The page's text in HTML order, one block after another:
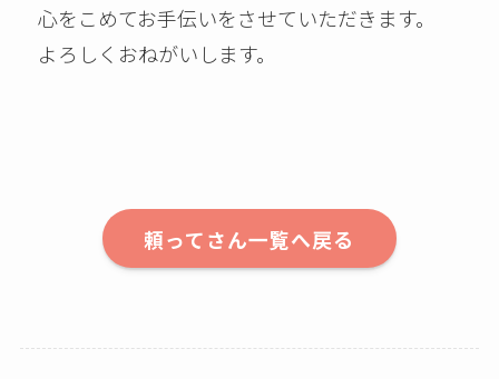
心をこめてお手伝いをさせていただきます。
よろしくおねがいします。
頼ってさん一覧へ戻る